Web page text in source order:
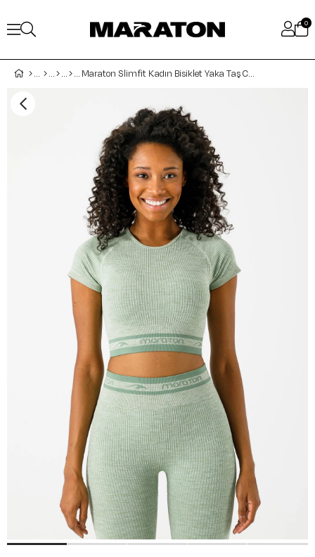
0
Maraton Slimfit Kadın Bisiklet Yaka Taş Crop Top